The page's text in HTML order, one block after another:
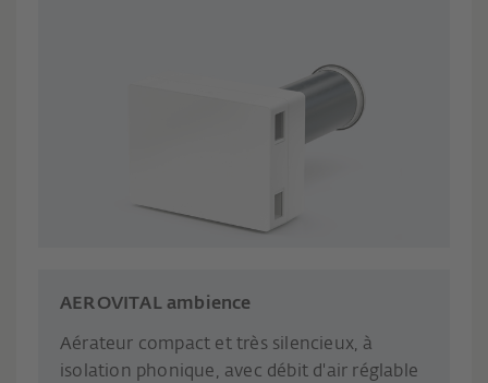
AEROVITAL ambience
Aérateur compact et très silencieux, à
isolation phonique, avec débit d'air réglable